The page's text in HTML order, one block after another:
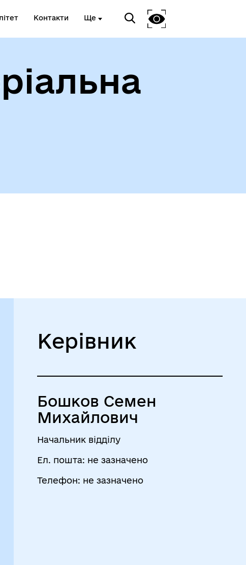
Контакти Ще
Керівник
Бошков Семен
Михайлович
Начальник відділу
Ел. пошта: не зазначено
Телефон: не зазначено